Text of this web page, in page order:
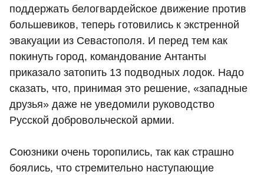
поддержать белогвардейское движение против
большевиков, теперь готовились к экстренной
эвакуации из Севастополя. И перед тем как
покинуть город, командование Антанты
приказало затопить 13 подводных лодок. Надо
сказать, что, принимая это решение, «западные
друзья» даже не уведомили руководство
Русской добровольческой армии.
Союзники очень торопились, так как страшно
боялись, что стремительно наступающие